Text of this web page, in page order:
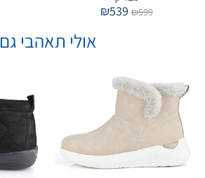
₪599
₪539
אולי תאהבי גם